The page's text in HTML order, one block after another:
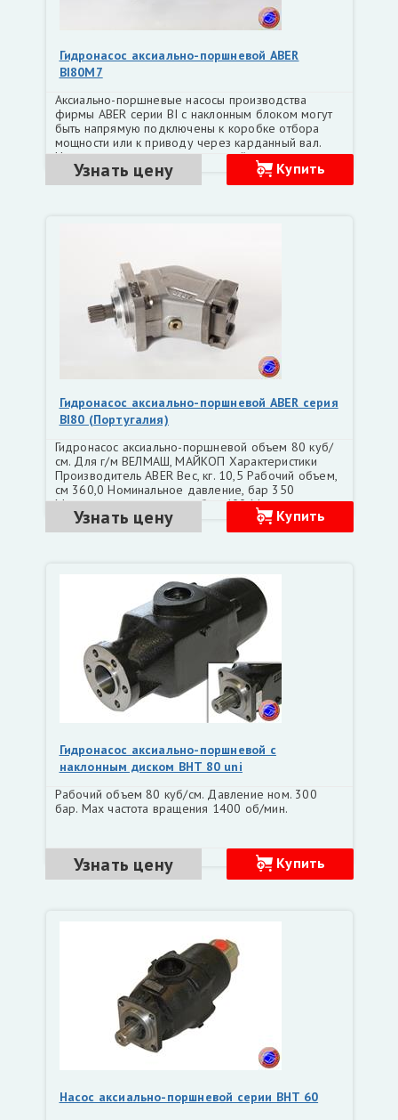
Гидронасос аксиально-поршневой ABER
BI80M7
Аксиально-поршневые насосы производства
фирмы ABER серии BI с наклонным блоком могут
быть напрямую подключены к коробке отбора
мощности или к приводу через карданный вал.
Насосы легки и очень прочны, всё это гарантирует
длительный срок службы Рабочий объем, см3 81,0
Номинальное давление, бар 300 Максимальное
Узнать цену Купить
Гидронасос аксиально-поршневой ABER серия
BI80 (Португалия)
Гидронасос аксиально-поршневой объем 80 куб/
см. Для г/м ВЕЛМАШ, МАЙКОП Характеристики
Производитель ABER Вес, кг. 10,5 Рабочий объем,
см 360,0 Номинальное давление, бар 350
Максимальное давление, бар 400 Минимальная
частота вращения, об/мин 1500 Максимальная
частота вращения, об/мин 2200
Узнать цену Купить
Гидронасос аксиально-поршневой с
наклонным диском BHT 80 uni
Рабочий объем 80 куб/см. Давление ном. 300
бар. Мах частота вращения 1400 об/мин.
Узнать цену Купить
Насос аксиально-поршневой серии BHT 60